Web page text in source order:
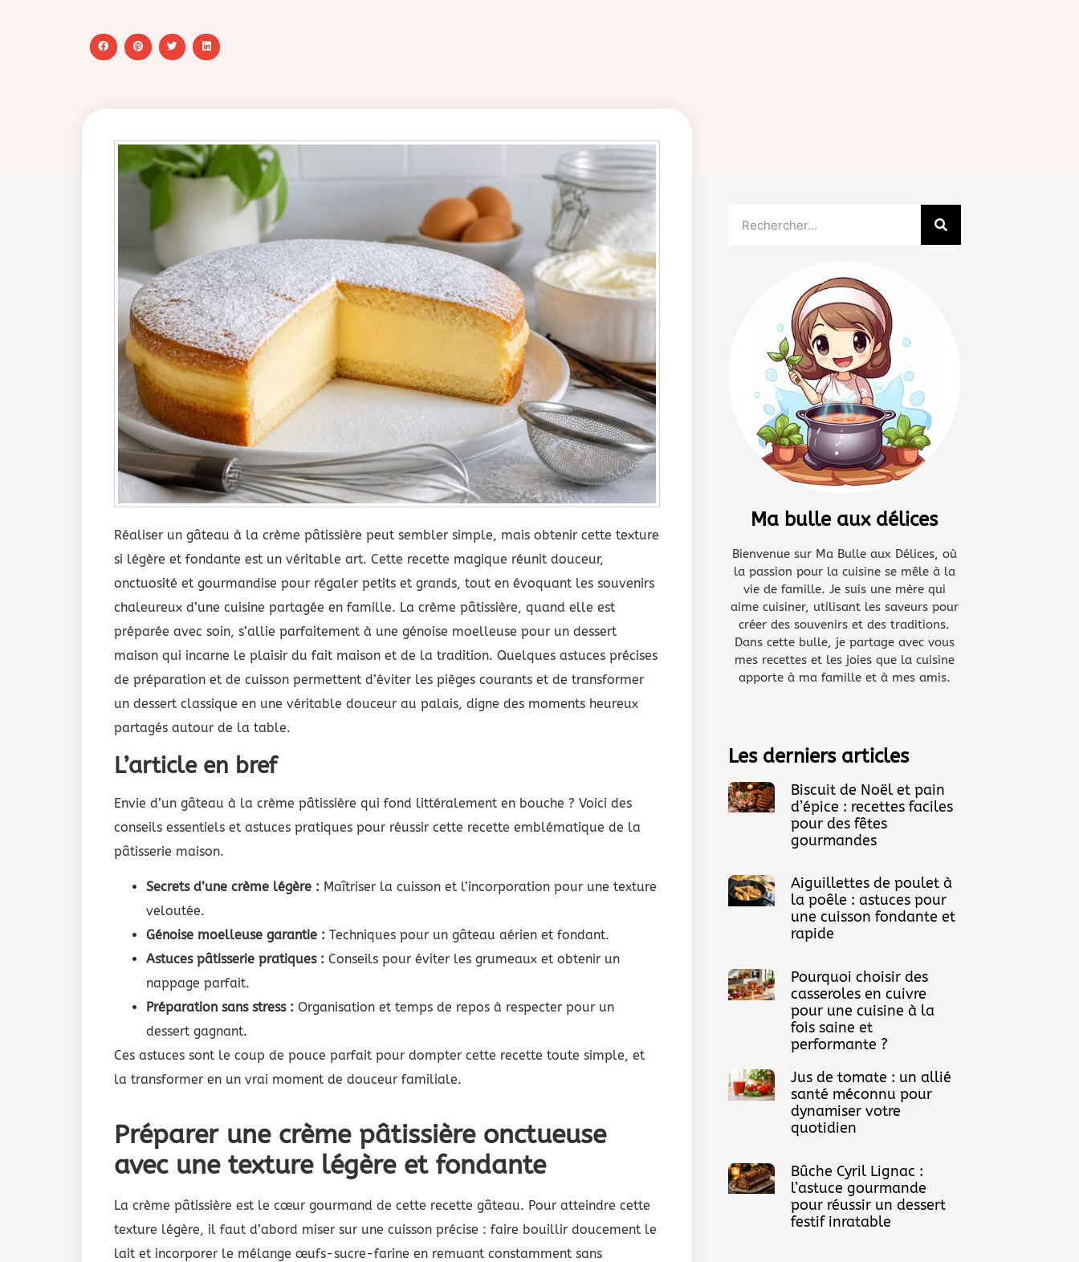
Réaliser un gâteau à la crème pâtissière peut sembler simple, mais obtenir cette texture
si légère et fondante est un véritable art. Cette recette magique réunit douceur,
onctuosité et gourmandise pour régaler petits et grands, tout en évoquant les souvenirs
chaleureux d’une cuisine partagée en famille. La crème pâtissière, quand elle est
préparée avec soin, s’allie parfaitement à une génoise moelleuse pour un dessert
maison qui incarne le plaisir du fait maison et de la tradition. Quelques astuces précises
de préparation et de cuisson permettent d’éviter les pièges courants et de transformer
un dessert classique en une véritable douceur au palais, digne des moments heureux
partagés autour de la table.
L’article en bref
Envie d’un gâteau à la crème pâtissière qui fond littéralement en bouche ? Voici des
conseils essentiels et astuces pratiques pour réussir cette recette emblématique de la
pâtisserie maison.
Secrets d’une crème légère : Maîtriser la cuisson et l’incorporation pour une texture
veloutée.
Génoise moelleuse garantie : Techniques pour un gâteau aérien et fondant.
Astuces pâtisserie pratiques : Conseils pour éviter les grumeaux et obtenir un
nappage parfait.
Préparation sans stress : Organisation et temps de repos à respecter pour un
dessert gagnant.
Ces astuces sont le coup de pouce parfait pour dompter cette recette toute simple, et
la transformer en un vrai moment de douceur familiale.
Préparer une crème pâtissière onctueuse
avec une texture légère et fondante
La crème pâtissière est le cœur gourmand de cette recette gâteau. Pour atteindre cette
texture légère, il faut d’abord miser sur une cuisson précise : faire bouillir doucement le
lait et incorporer le mélange œufs-sucre-farine en remuant constamment sans
Ma bulle aux délices
Bienvenue sur Ma Bulle aux Délices, où
la passion pour la cuisine se mêle à la
vie de famille. Je suis une mère qui
aime cuisiner, utilisant les saveurs pour
créer des souvenirs et des traditions.
Dans cette bulle, je partage avec vous
mes recettes et les joies que la cuisine
apporte à ma famille et à mes amis.
Les derniers articles
Biscuit de Noël et pain
d’épice : recettes faciles
pour des fêtes
gourmandes
Aiguillettes de poulet à
la poêle : astuces pour
une cuisson fondante et
rapide
Pourquoi choisir des
casseroles en cuivre
pour une cuisine à la
fois saine et
performante ?
Jus de tomate : un allié
santé méconnu pour
dynamiser votre
quotidien
Bûche Cyril Lignac :
l’astuce gourmande
pour réussir un dessert
festif inratable